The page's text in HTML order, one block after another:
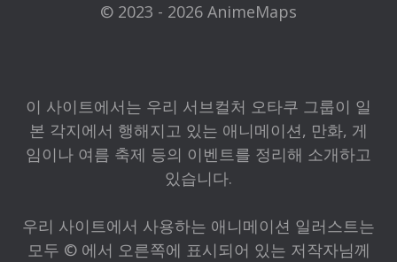
© 2023 - 2026 AnimeMaps
이 사이트에서는 우리 서브컬처 오타쿠 그룹이 일
본 각지에서 행해지고 있는 애니메이션, 만화, 게
임이나 여름 축제 등의 이벤트를 정리해 소개하고
있습니다.
우리 사이트에서 사용하는 애니메이션 일러스트는
모두 © 에서 오른쪽에 표시되어 있는 저작자님께